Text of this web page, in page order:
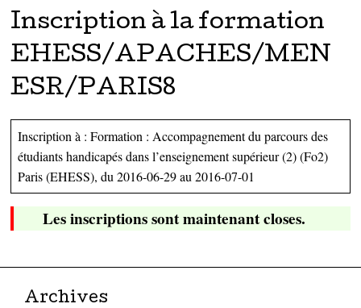
Passer directement au contenu
Inscription à la formation
EHESS/APACHES/MEN
ESR/PARIS8
Inscription à : Formation : Accompagnement du parcours des
étudiants handicapés dans l’enseignement supérieur (2) (Fo2)
Paris (EHESS), du 2016-06-29 au 2016-07-01
Les inscriptions sont maintenant closes.
Archives